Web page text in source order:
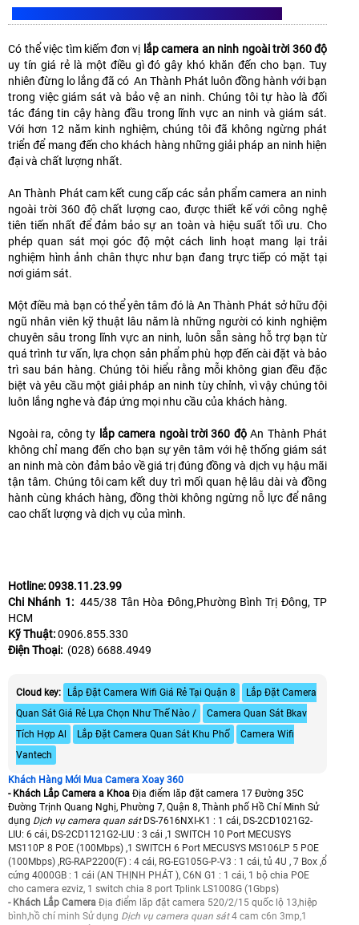
Có thể việc tìm kiếm đơn vị lắp camera an ninh ngoài trời 360 độ
uy tín giá rẻ là một điều gì đó gây khó khăn đến cho bạn. Tuy
nhiên đừng lo lắng đã có An Thành Phát luôn đồng hành với bạn
trong việc giám sát và bảo vệ an ninh. Chúng tôi tự hào là đối
tác đáng tin cậy hàng đầu trong lĩnh vực an ninh và giám sát.
Với hơn 12 năm kinh nghiệm, chúng tôi đã không ngừng phát
triển để mang đến cho khách hàng những giải pháp an ninh hiện
đại và chất lượng nhất.
An Thành Phát cam kết cung cấp các sản phẩm camera an ninh
ngoài trời 360 độ chất lượng cao, được thiết kế với công nghệ
tiên tiến nhất để đảm bảo sự an toàn và hiệu suất tối ưu. Cho
phép quan sát mọi góc độ một cách linh hoạt mang lại trải
nghiệm hình ảnh chân thực như bạn đang trực tiếp có mặt tại
nơi giám sát.
Một điều mà bạn có thể yên tâm đó là An Thành Phát sở hữu đội
ngũ nhân viên kỹ thuật lâu năm là những người có kinh nghiệm
chuyên sâu trong lĩnh vực an ninh, luôn sẵn sàng hỗ trợ bạn từ
quá trình tư vấn, lựa chọn sản phẩm phù hợp đến cài đặt và bảo
trì sau bán hàng. Chúng tôi hiểu rằng mỗi không gian đều đặc
biệt và yêu cầu một giải pháp an ninh tùy chỉnh, vì vậy chúng tôi
luôn lắng nghe và đáp ứng mọi nhu cầu của khách hàng.
Ngoài ra, công ty lắp camera ngoài trời 360 độAn Thành Phát
không chỉ mang đến cho bạn sự yên tâm với hệ thống giám sát
an ninh mà còn đảm bảo về giá trị đúng đồng và dịch vụ hậu mãi
tận tâm. Chúng tôi cam kết duy trì mối quan hệ lâu dài và đồng
hành cùng khách hàng, đồng thời không ngừng nỗ lực để nâng
cao chất lượng và dịch vụ của mình.
Hotline: 0938.11.23.99
Chi Nhánh 1: 445/38 Tân Hòa Đông,Phường Bình Trị Đông, TP
HCM
Kỹ Thuật:0906.855.330
Điện Thoại: (028) 6688.4949
Cloud key: Lắp Đặt Camera Wifi Giá Rẻ Tại Quận 8
Lắp Đặt Camera
Quan Sát Giá Rẻ Lựa Chọn Như Thế Nào /
Camera Quan Sát Bkav
Tích Hợp Al
Lắp Đặt Camera Quan Sát Khu Phố
Camera Wifi
Vantech
Khách Hàng Mới Mua Camera Xoay 360
- Khách Lắp Camera a Khoa Địa điểm lăp đặt camera 17 Đường 35C
Đường Trịnh Quang Nghị, Phường 7, Quận 8, Thành phố Hồ Chí Minh Sử
dụng Dịch vụ camera quan sát DS-7616NXI-K1 : 1 cái, DS-2CD1021G2-
LIU: 6 cái, DS-2CD1121G2-LIU : 3 cái ,1 SWITCH 10 Port MECUSYS
MS110P 8 POE (100Mbps) ,1 SWITCH 6 Port MECUSYS MS106LP 5 POE
(100Mbps) ,RG-RAP2200(F) : 4 cái, RG-EG105G-P-V3 : 1 cái, tủ 4U , 7 Box ,ổ
cứng 4000GB : 1 cái (AN THỊNH PHÁT ), C6N G1 : 1 cái, 1 bộ chia POE
cho camera ezviz, 1 switch chia 8 port Tplink LS1008G (1Gbps)
- Khách Lắp Camera Địa điểm lăp đặt camera 520/2/15 quốc lộ 13,hiệp
bình,hồ chí minh Sử dụng Dịch vụ camera quan sát4 cam c6n 3mp,1